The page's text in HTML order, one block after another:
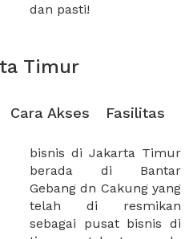
dan pasti!
Timur
Cara Akses Fasilitas